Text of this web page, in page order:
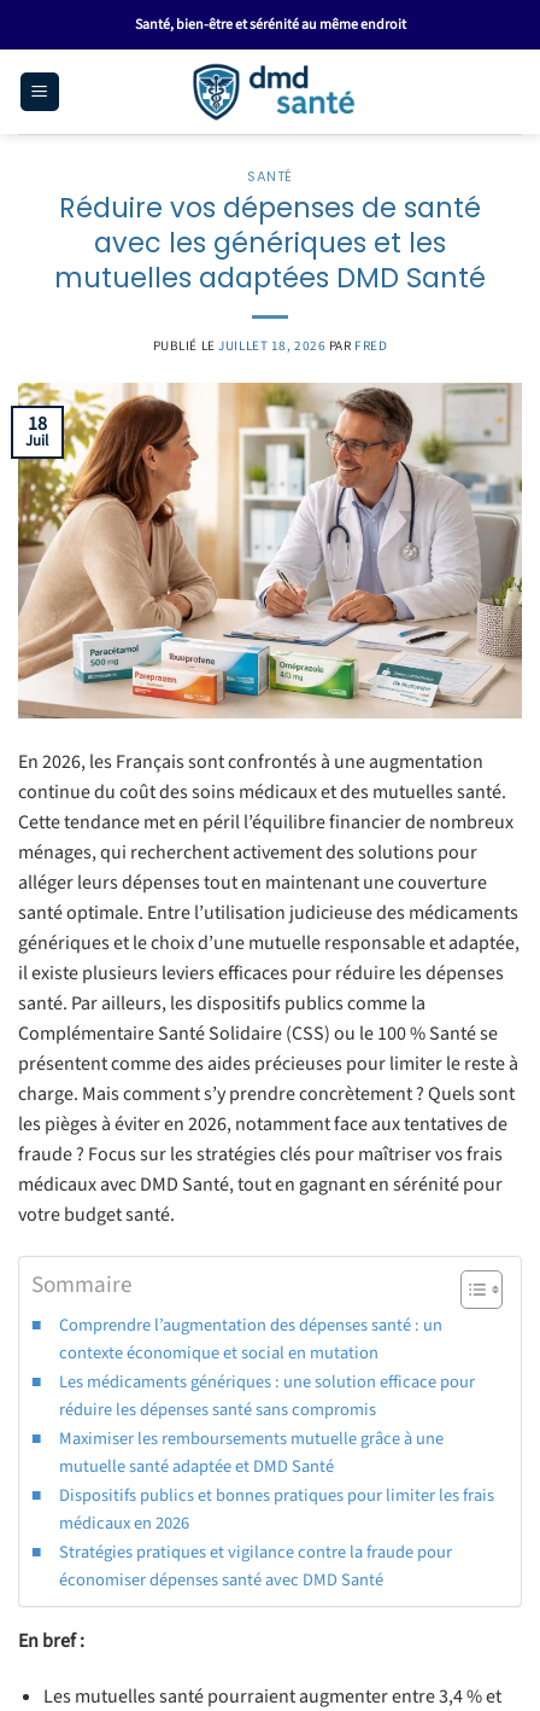
au
contenu
Santé, bien-être et sérénité au même endroit
SANTÉ
Réduire vos dépenses de santé
avec les génériques et les
mutuelles adaptées DMD Santé
PUBLIÉ LEJUILLET 18, 2026 PAR FRED
18
Juil
En 2026, les Français sont confrontés à une augmentation
continue du coût des soins médicaux et des mutuelles santé.
Cette tendance met en péril l’équilibre financier de nombreux
ménages, qui recherchent activement des solutions pour
alléger leurs dépenses tout en maintenant une couverture
santé optimale. Entre l’utilisation judicieuse des médicaments
génériques et le choix d’une mutuelle responsable et adaptée,
il existe plusieurs leviers efficaces pour réduire les dépenses
santé. Par ailleurs, les dispositifs publics comme la
Complémentaire Santé Solidaire (CSS) ou le 100 % Santé se
présentent comme des aides précieuses pour limiter le reste à
charge. Mais comment s’y prendre concrètement ? Quels sont
les pièges à éviter en 2026, notamment face aux tentatives de
fraude ? Focus sur les stratégies clés pour maîtriser vos frais
médicaux avec DMD Santé, tout en gagnant en sérénité pour
votre budget santé.
Sommaire
Comprendre l’augmentation des dépenses santé : un
contexte économique et social en mutation
Les médicaments génériques : une solution efficace pour
réduire les dépenses santé sans compromis
Maximiser les remboursements mutuelle grâce à une
mutuelle santé adaptée et DMD Santé
Dispositifs publics et bonnes pratiques pour limiter les frais
médicaux en 2026
Stratégies pratiques et vigilance contre la fraude pour
économiser dépenses santé avec DMD Santé
En bref :
Les mutuelles santé pourraient augmenter entre 3,4 % et